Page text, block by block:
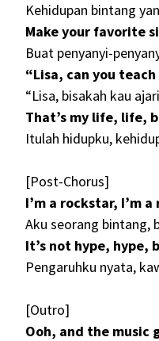
Kehidupan bintang
Make your favorite
Buat penyanyi-
“Lisa, can you
“Lisa, bisakah kau
That’s my life, life,
Itulah hidupku,
[Post-Chorus]
I’m a rockstar, I’m
Aku seorang bintang,
It’s not hype, hype,
Pengaruhku nyata,
[Outro]
Ooh, and the music